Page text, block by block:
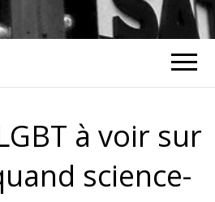
à voir sur
science-